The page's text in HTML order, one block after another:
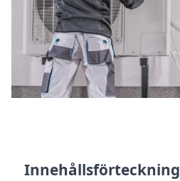
Innehållsförteckning